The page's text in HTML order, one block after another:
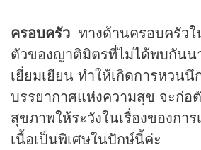
ครอบครัว ทางด้านครอบครัว
ตัวของญาติมิตรที่ไม่ได้พบกันน
เยี่ยมเยียน ทำให้เกิดการหวนนึ
บรรยากาศแห่งความสุข จะก่อ
สุขภาพให้ระวังในเรื่องของกา
เนื้อเป็นพิเศษในปักษ์นี้ค่ะ